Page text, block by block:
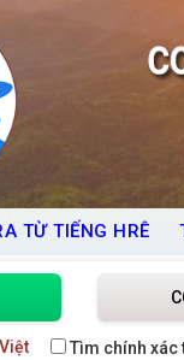
TỪ TIẾNG HRÊ
Tìm chính xác